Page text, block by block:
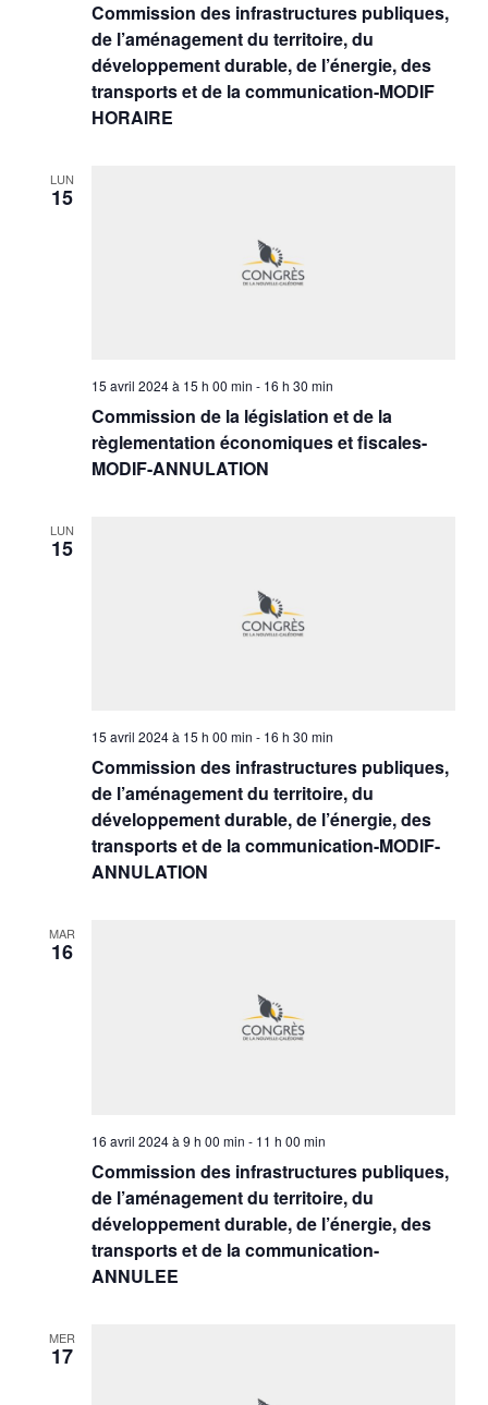
Commission des infrastructures publiques,
de l’aménagement du territoire, du
développement durable, de l’énergie, des
transports et de la communication-MODIF
HORAIRE
LUN
15
Commission de la législation et de la
règlementation économiques et fiscales-
MODIF-ANNULATION
15 avril 2024 à 15 h 00 min - 16 h 30 min
LUN
15
Commission des infrastructures publiques,
de l’aménagement du territoire, du
développement durable, de l’énergie, des
transports et de la communication-MODIF-
ANNULATION
15 avril 2024 à 15 h 00 min - 16 h 30 min
MAR
16
Commission des infrastructures publiques,
de l’aménagement du territoire, du
développement durable, de l’énergie, des
transports et de la communication-
ANNULEE
16 avril 2024 à 9 h 00 min - 11 h 00 min
MER
17